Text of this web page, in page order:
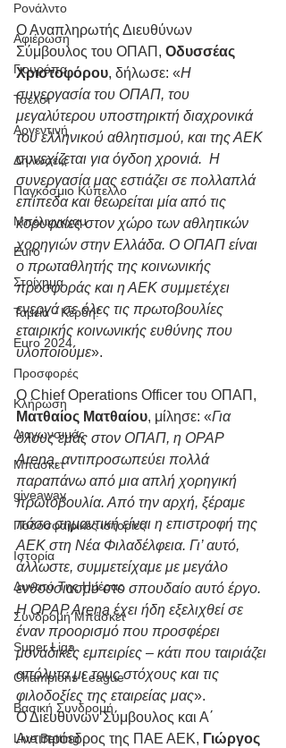
Ρονάλντο
Αφιέρωση
Γιουρόπα
Τσέλσι
Αργεντινή
Δηλώσεις
Παγκόσμιο Κύπελλο
Μπέλινγκχαμ
Euro
Στοίχημα
Ταμεία - Κέρδη!
Euro 2024
Προσφορές
Κλήρωση
Διαγωνσιμός
Μπάσκετ
giveaway
Ποδοσφαιρικές ιστορίες
Ιστορία
Δυνατό Της Ημέρας
Συνδρομή Μπάσκετ
Super Liga
Champions League
Βασική Συνδρομή
Live Betting
Ο Αναπληρωτής Διευθύνων
Σύμβουλος του ΟΠΑΠ, Οδυσσέας
Χριστοφόρου, δήλωσε: «Η
συνεργασία του ΟΠΑΠ, του
μεγαλύτερου υποστηρικτή διαχρονικά
του ελληνικού αθλητισμού, και της ΑΕΚ
συνεχίζεται για όγδοη χρονιά.  Η
συνεργασία μας εστιάζει σε πολλαπλά
επίπεδα και θεωρείται μία από τις
κορυφαίες στον χώρο των αθλητικών
χορηγιών στην Ελλάδα. Ο ΟΠΑΠ είναι
ο πρωταθλητής της κοινωνικής
προσφοράς και η ΑΕΚ συμμετέχει
ενεργά σε όλες τις πρωτοβουλίες
εταιρικής κοινωνικής ευθύνης που
υλοποιούμε».
Ο Chief Operations Officer του ΟΠΑΠ,
Ματθαίος Ματθαίου, μίλησε: «Για
όλους εμάς στον ΟΠΑΠ, η OPAP
Arena, αντιπροσωπεύει πολλά
παραπάνω από μια απλή χορηγική
πρωτοβουλία. Από την αρχή, ξέραμε
πόσο σημαντική είναι η επιστροφή της
ΑΕΚ στη Νέα Φιλαδέλφεια. Γι’ αυτό,
άλλωστε, συμμετείχαμε με μεγάλο
ενθουσιασμό στο σπουδαίο αυτό έργο.
Η OPAP Arena έχει ήδη εξελιχθεί σε
έναν προορισμό που προσφέρει
μοναδικές εμπειρίες – κάτι που ταιριάζει
απόλυτα με τους στόχους και τις
φιλοδοξίες της εταιρείας μας».
Ο Διευθύνων Σύμβουλος και Α΄
Αντιπρόεδρος της ΠΑΕ ΑΕΚ, Γιώργος